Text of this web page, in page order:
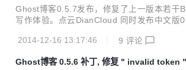
st博客 0.5.8 最新特性 [新增] 标签管理。( 标
化，可用来制作专题页面。) [新增] 实验室页
Ghost博客0.5.7发布，修复了上一版本若干
写作体验。点云DianCloud 同时发布中文版
st 博客托管服务 ，只要10秒，即可开启自己
致退出登录，重新输入密码即可继续。 [新增
2014-12-16 13:17:46 9 评论
Ghost博客 0.5.6 补丁, 修复 " invalid token